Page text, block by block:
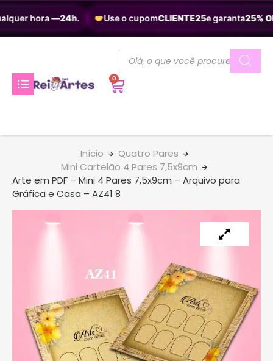
hora —24h. Use o cupomCLIENTE25e garanta25%
0
Início
Quatro Pares
Mini Cartelão 4 Pares 7,5x9cm
Arte em PDF – Mini 4 Pares 7,5x9cm – Arquivo para
Gráfica e Casa – AZ41 8